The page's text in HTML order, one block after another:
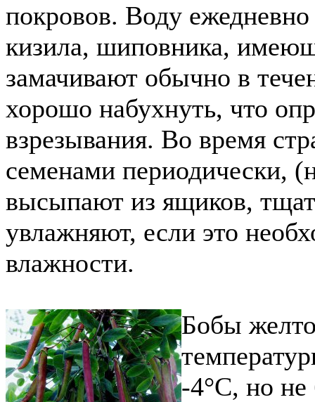
покровов. Воду
кизила, шиповника,
замачивают обычно в
хорошо набухнуть, что
взрезывания. Во время
семенами периодически,
высыпают из ящиков,
увлажняют, если это
влажности.
Бобы
-4°С, но не